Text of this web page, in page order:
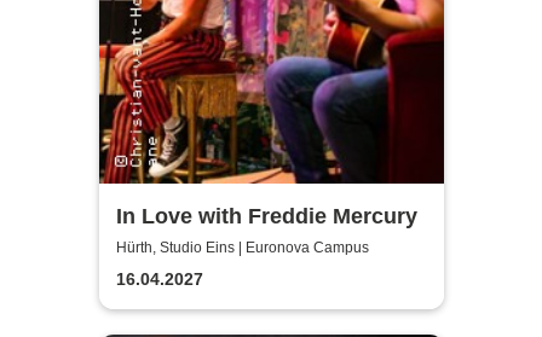
In Love with Freddie Mercury
Hürth, Studio Eins | Euronova Campus
16.04.2027